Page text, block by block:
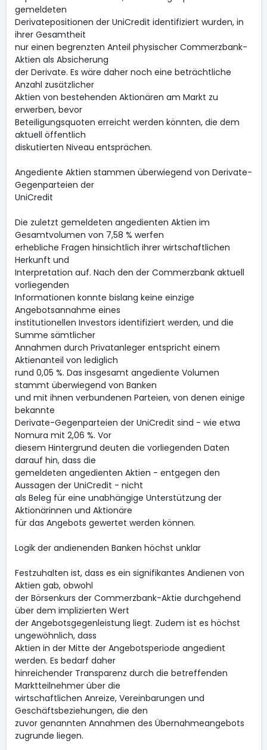
gemeldeten
Derivatepositionen der UniCredit identifiziert wurden, in
ihrer Gesamtheit
nur einen begrenzten Anteil physischer Commerzbank-
Aktien als Absicherung
der Derivate. Es wäre daher noch eine beträchtliche
Anzahl zusätzlicher
Aktien von bestehenden Aktionären am Markt zu
erwerben, bevor
Beteiligungsquoten erreicht werden könnten, die dem
aktuell öffentlich
diskutierten Niveau entsprächen.
Angediente Aktien stammen überwiegend von Derivate-
Gegenparteien der
UniCredit
Die zuletzt gemeldeten angedienten Aktien im
Gesamtvolumen von 7,58 % werfen
erhebliche Fragen hinsichtlich ihrer wirtschaftlichen
Herkunft und
Interpretation auf. Nach den der Commerzbank aktuell
vorliegenden
Informationen konnte bislang keine einzige
Angebotsannahme eines
institutionellen Investors identifiziert werden, und die
Summe sämtlicher
Annahmen durch Privatanleger entspricht einem
Aktienanteil von lediglich
rund 0,05 %. Das insgesamt angediente Volumen
stammt überwiegend von Banken
und mit ihnen verbundenen Parteien, von denen einige
bekannte
Derivate-Gegenparteien der UniCredit sind - wie etwa
Nomura mit 2,06 %. Vor
diesem Hintergrund deuten die vorliegenden Daten
darauf hin, dass die
gemeldeten angedienten Aktien - entgegen den
Aussagen der UniCredit - nicht
als Beleg für eine unabhängige Unterstützung der
Aktionärinnen und Aktionäre
für das Angebots gewertet werden können.
Logik der andienenden Banken höchst unklar
Festzuhalten ist, dass es ein signifikantes Andienen von
Aktien gab, obwohl
der Börsenkurs der Commerzbank-Aktie durchgehend
über dem implizierten Wert
der Angebotsgegenleistung liegt. Zudem ist es höchst
ungewöhnlich, dass
Aktien in der Mitte der Angebotsperiode angedient
werden. Es bedarf daher
hinreichender Transparenz durch die betreffenden
Marktteilnehmer über die
wirtschaftlichen Anreize, Vereinbarungen und
Geschäftsbeziehungen, die den
zuvor genannten Annahmen des Übernahmeangebots
zugrunde liegen.